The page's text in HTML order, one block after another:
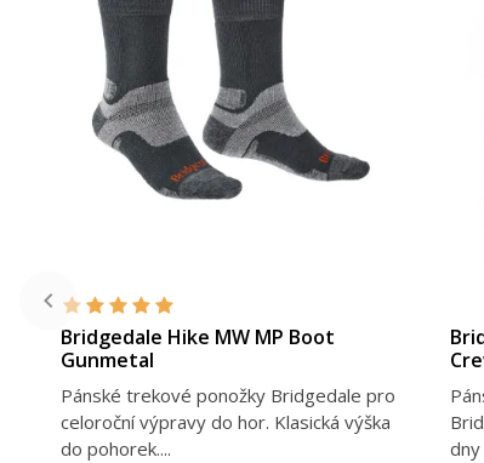
DETAIL PRODUKTU
Bridgedale Hike MW MP Boot
Gunmetal
Pánské trekové ponožky Bridgedale pro
celoroční výpravy do hor. Klasická výška
do pohorek....
dny